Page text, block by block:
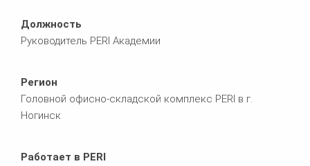
Должность
Руководитель PERI Академии
Регион
Головной офисно-складской комплекс PERI в г.
Ногинск
Работает в PERI